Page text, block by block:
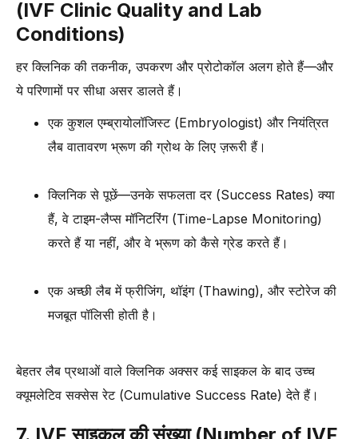
(IVF Clinic Quality and Lab
Conditions)
हर क्लिनिक की तकनीक, उपकरण और प्रोटोकॉल अलग होते हैं—और
ये परिणामों पर सीधा असर डालते हैं।
एक कुशल एम्ब्रायोलॉजिस्ट (Embryologist) और नियंत्रित
लैब वातावरण भ्रूण की ग्रोथ के लिए ज़रूरी हैं।
क्लिनिक से पूछें—उनके सफलता दर (Success Rates) क्या
हैं, वे टाइम-लैप्स मॉनिटरिंग (Time-Lapse Monitoring)
करते हैं या नहीं, और वे भ्रूण को कैसे ग्रेड करते हैं।
एक अच्छी लैब में फ्रीजिंग, थॉइंग (Thawing), और स्टोरेज की
मजबूत पॉलिसी होती है।
बेहतर लैब प्रथाओं वाले क्लिनिक अक्सर कई साइकल के बाद उच्च
क्यूमलेटिव सक्सेस रेट (Cumulative Success Rate) देते हैं।
7. IVF साइकल की संख्या (Number of IVF